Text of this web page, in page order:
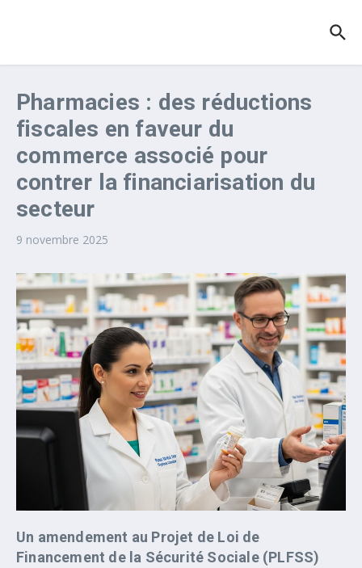
Pharmacies : des réductions
fiscales en faveur du
commerce associé pour
contrer la financiarisation du
secteur
9 novembre 2025
Un amendement au Projet de Loi de
Financement de la Sécurité Sociale (PLFSS)